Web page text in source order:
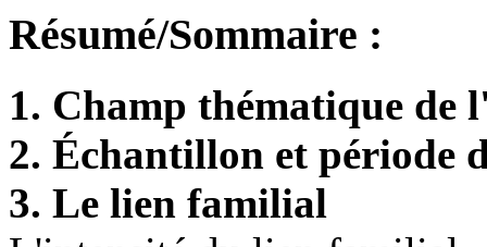
Résumé/Sommaire :
1. Champ thématique de
2. Échantillon et période
3. Le lien familial